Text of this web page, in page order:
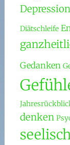
Depression
Diätschleife
Gedanken
denken